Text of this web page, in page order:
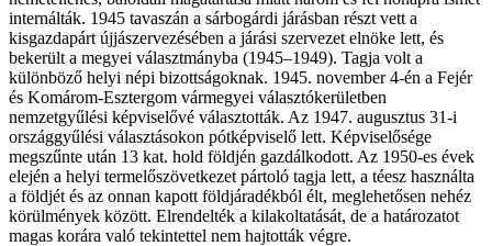
internálták. 1945 tavaszán a sárbogárdi járásban részt vett a
kisgazdapárt újjászervezésében a járási szervezet elnöke lett, és
bekerült a megyei választmányba (1945–1949). Tagja volt a
különböző helyi népi bizottságoknak. 1945. november 4-én a Fejér
és Komárom-Esztergom vármegyei választókerületben
nemzetgyűlési képviselővé választották. Az 1947. augusztus 31-i
országgyűlési választásokon pótképviselő lett. Képviselősége
megszűnte után 13 kat. hold földjén gazdálkodott. Az 1950-es évek
elején a helyi termelőszövetkezet pártoló tagja lett, a téesz használta
a földjét és az onnan kapott földjáradékból élt, meglehetősen nehéz
körülmények között. Elrendelték a kilakoltatását, de a határozatot
magas korára való tekintettel nem hajtották végre.